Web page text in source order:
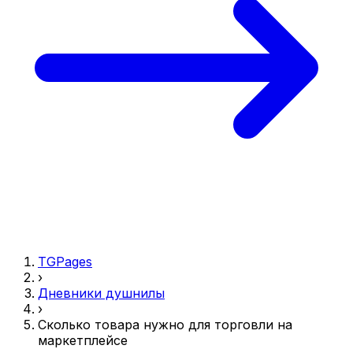
TGPages
›
Дневники душнилы
›
Сколько товара нужно для торговли на
маркетплейсе